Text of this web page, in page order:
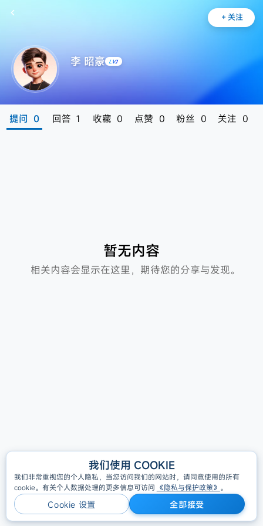
李 昭豪 LV.1
+ 关注
提问 0 回答 1 收藏 0 点赞 0 粉丝 0 关注 0
暂无内容
相关内容会显示在这里，期待您的分享与发现。
我们使用 COOKIE
我们非常重视您的个人隐私，当您访问我们的网站时，请同意使用的所有
cookie。有关个人数据处理的更多信息可访问 《隐私与保护政策》 。
Cookie 设置
全部接受
All Rights Reserved, Copyright © GigaDevice 2005-2026
隐私策略